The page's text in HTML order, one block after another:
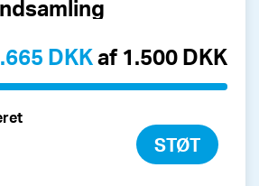
DKKaf 1.500 DKK
STØT